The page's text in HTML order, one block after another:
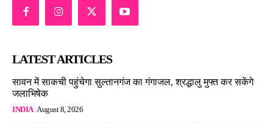
LATEST ARTICLES
सावन में साकची पहुंचेगा सुल्तानगंज का गंगाजल, श्रद्धालु मुफ्त कर सकेंगे
जलाभिषेक
INDIA August 8, 2026